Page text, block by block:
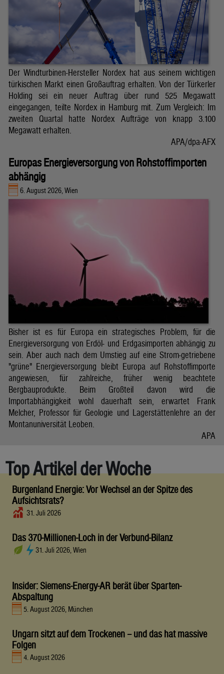
Der Windturbinen-Hersteller Nordex hat aus seinem wichtigen
türkischen Markt einen Großauftrag erhalten. Von der Türkerler
Holding sei ein neuer Auftrag über rund 525 Megawatt
eingegangen, teilte Nordex in Hamburg mit. Zum Vergleich: Im
zweiten Quartal hatte Nordex Aufträge von knapp 3.100
Megawatt erhalten.
APA/dpa-AFX
Europas Energieversorgung von Rohstoffimporten
abhängig
6. August 2026, Wien
Bisher ist es für Europa ein strategisches Problem, für die
Energieversorgung von Erdöl- und Erdgasimporten abhängig zu
sein. Aber auch nach dem Umstieg auf eine Strom-getriebene
"grüne" Energieversorgung bleibt Europa auf Rohstoffimporte
angewiesen, für zahlreiche, früher wenig beachtete
Bergbauprodukte. Beim Großteil davon wird die
Importabhängigkeit wohl dauerhaft sein, erwartet Frank
Melcher, Professor für Geologie und Lagerstättenlehre an der
Montanuniversität Leoben.
APA
Top Artikel der Woche
Burgenland Energie: Vor Wechsel an der Spitze des
Aufsichtsrats?
31. Juli 2026
Das 370-Millionen-Loch in der Verbund-Bilanz
31. Juli 2026, Wien
Insider: Siemens-Energy-AR berät über Sparten-
Abspaltung
5. August 2026, München
Ungarn sitzt auf dem Trockenen – und das hat massive
Folgen
4. August 2026